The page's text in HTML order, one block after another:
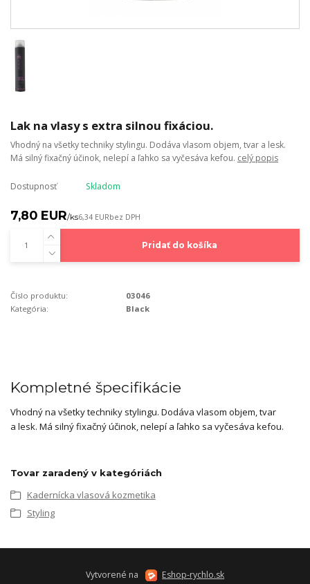
Lak na vlasy s extra silnou fixáciou.
Vhodný na všetky techniky stylingu. Dodáva vlasom objem, tvar a lesk.
Má silný fixačný účinok, nelepí a ľahko sa vyčesáva kefou. celý popis
Dostupnosť Skladom
7,80 EUR/ks6,34 EURbez DPH
Pridať do košíka
Číslo produktu:
03046
Kategória:
Black
Kompletné špecifikácie
Vhodný na všetky techniky stylingu. Dodáva vlasom objem, tvar
a lesk. Má silný fixačný účinok, nelepí a ľahko sa vyčesáva kefou.
Tovar zaradený v kategóriách
Kadernícka vlasová kozmetika
Styling
Vytvorené na Eshop-rychlo.sk